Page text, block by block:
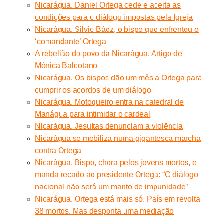
Nicarágua. Daniel Ortega cede e aceita as
condições para o diálogo impostas pela Igreja
Nicarágua. Silvio Báez, o bispo que enfrentou o
‘comandante’ Ortega
A rebelião do povo da Nicarágua. Artigo de
Mónica Baldotano
Nicarágua. Os bispos dão um mês a Ortega para
cumprir os acordos de um diálogo
Nicarágua. Motoqueiro entra na catedral de
Manágua para intimidar o cardeal
Nicarágua. Jesuítas denunciam a violência
Nicarágua se mobiliza numa gigantesca marcha
contra Ortega
Nicarágua. Bispo, chora pelos jovens mortos, e
manda recado ao presidente Ortega: “O diálogo
nacional não será um manto de impunidade”
Nicarágua. Ortega está mais só. País em revolta:
38 mortos. Mas desponta uma mediação